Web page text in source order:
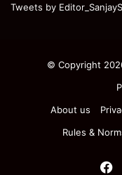
Tweets by Editor_SanjayS
© Copyright
About us
Rules &